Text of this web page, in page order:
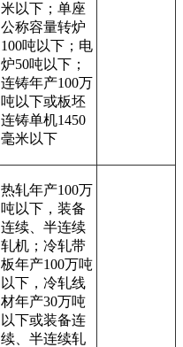
米以下；单座
公称容量转炉
100吨以下；电
炉50吨以下；
连铸年产100万
吨以下或板坯
连铸单机1450
毫米以下
热轧年产100万
吨以下，装备
连续、半连续
轧机；冷轧带
板年产100万吨
以下，冷轧线
材年产30万吨
以下或装备连
续、半连续轧